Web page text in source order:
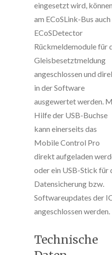
eingesetzt wird, können
am ECoSLink-Bus auch
ECoSDetector
Rückmeldemodule für
Gleisbesetztmeldung
angeschlossen und
in der Software
ausgewertet werden.
Hilfe der USB-Buchse
kann einerseits das
Mobile Control Pro
direkt aufgeladen
oder ein USB-Stick für
Datensicherung bzw.
Softwareupdates der
angeschlossen werden.
Technische